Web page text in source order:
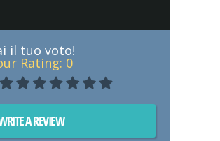
il tuo voto!
Rating: 0
A REVIEW